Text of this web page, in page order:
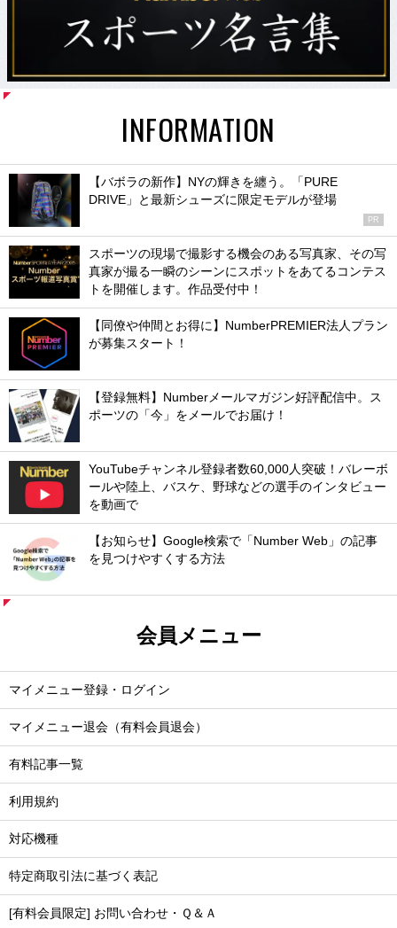
INFORMATION
【バボラの新作】NYの輝きを纏う。「PURE
DRIVE」と最新シューズに限定モデルが登場
PR
スポーツの現場で撮影する機会のある写真家、その写
真家が撮る一瞬のシーンにスポットをあてるコンテス
トを開催します。作品受付中！
【同僚や仲間とお得に】NumberPREMIER法人プラン
が募集スタート！
【登録無料】Numberメールマガジン好評配信中。ス
ポーツの「今」をメールでお届け！
YouTubeチャンネル登録者数60,000人突破！バレーボ
ールや陸上、バスケ、野球などの選手のインタビュー
を動画で
【お知らせ】Google検索で「Number Web」の記事
を見つけやすくする方法
会員メニュー
マイメニュー登録・ログイン
マイメニュー退会（有料会員退会）
有料記事一覧
利用規約
対応機種
特定商取引法に基づく表記
[有料会員限定] お問い合わせ・Ｑ＆Ａ